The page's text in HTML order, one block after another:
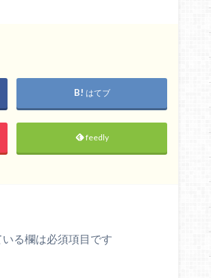
はてブ
feedly
いる欄は必須項目です